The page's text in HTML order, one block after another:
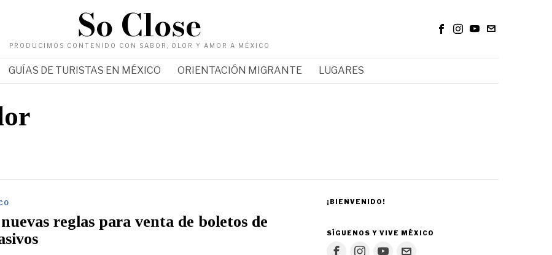
So Close
PRODUCIMOS CONTENIDO CON SABOR, OLOR Y AMOR A MÉXICO
GUÍAS DE TURISTAS EN MÉXICO ORIENTACIÓN MIGRANTE LUGARES
reglas para venta de boletos de
¡BIENVENIDO!
SÍGUENOS Y VIVE MÉXICO